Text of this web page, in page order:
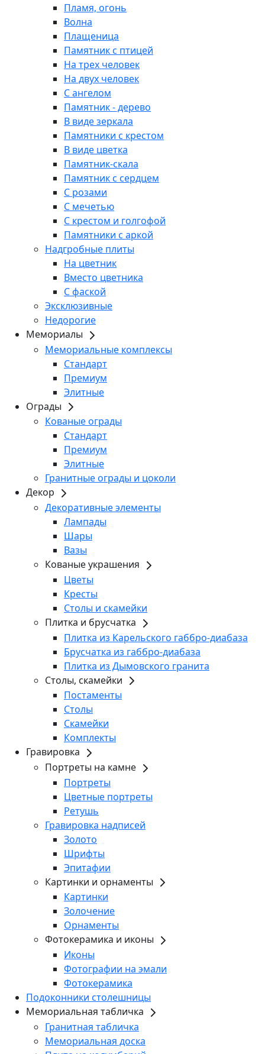
Пламя, огонь
Волна
Плащеница
Памятник с птицей
На трех человек
На двух человек
С ангелом
Памятник - дерево
В виде зеркала
Памятники с крестом
В виде цветка
Памятник-скала
Памятник с сердцем
С розами
С мечетью
С крестом и голгофой
Памятники с аркой
Надгробные плиты
На цветник
Вместо цветника
С фаской
Эксклюзивные
Недорогие
Мемориалы
Мемориальные комплексы
Стандарт
Премиум
Элитные
Ограды
Кованые ограды
Стандарт
Премиум
Элитные
Гранитные ограды и цоколи
Декор
Декоративные элементы
Лампады
Шары
Вазы
Кованые украшения
Цветы
Кресты
Столы и скамейки
Плитка и брусчатка
Плитка из Карельского габбро-диабаза
Брусчатка из габбро-диабаза
Плитка из Дымовского гранита
Столы, скамейки
Постаменты
Столы
Скамейки
Комплекты
Гравировка
Портреты на камне
Портреты
Цветные портреты
Ретушь
Гравировка надписей
Золото
Шрифты
Эпитафии
Картинки и орнаменты
Картинки
Золочение
Орнаменты
Фотокерамика и иконы
Иконы
Фотографии на эмали
Фотокерамика
Подоконники столешницы
Мемориальная табличка
Гранитная табличка
Мемориальная доска